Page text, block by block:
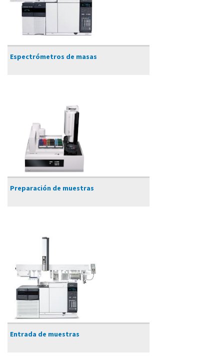
​Espectrómetros de masas
Preparación de muestras
Entrada de muestras